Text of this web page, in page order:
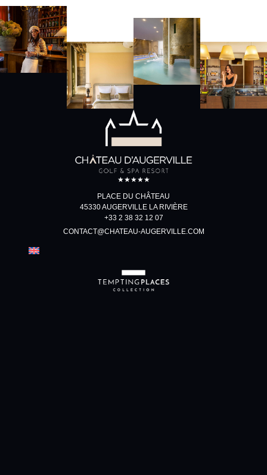
★★★★★
PLACE DU CHÂTEAU
45330 AUGERVILLE LA RIVIÈRE
+33 2 38 32 12 07
CONTACT@CHATEAU-AUGERVILLE.COM